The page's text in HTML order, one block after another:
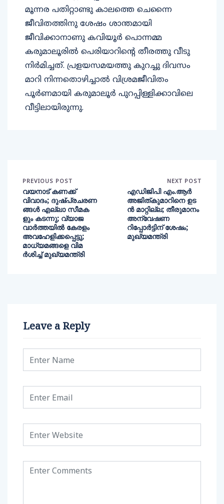
മൂന്നര പതിറ്റാണ്ടു കാലത്തെ ചെന്നൈ
ജീവിതത്തിനു ശേഷം ശാന്തമായി
ജീവിക്കാനാണു കവിയൂര്‍ പൊന്നമ്മ
കരുമാലൂരില്‍ പെരിയാറിന്റെ തീരത്തു വീടു
നിര്‍മിച്ചത്. പ്രളയസമയത്തു കുറച്ചു ദിവസം
മാറി നിന്നതൊഴിച്ചാല്‍ വിശ്രമജീവിതം
പൂര്‍ണമായി കരുമാലൂര്‍ പുറപ്പിള്ളിക്കാവിലെ
വീട്ടിലായിരുന്നു.
PREVIOUS POST
വയനാട് കണക്ക്
വിവാദം; ദുഷ്പ്രചരണ
ങ്ങള്‍ എല്ലാ സീമക
ളും കടന്നു; വ്യാജ
വാര്‍ത്തയില്‍ കേരളം
അവഹേളിക്കപ്പെട്ടു;
മാധ്യമങ്ങളെ വിമ
ര്‍ശിച്ച് മുഖ്യമന്ത്രി
NEXT POST
എഡിജിപി എം.ആര്‍
അജിത്കുമാറിനെ ഉട
ന്‍ മാറ്റില്ല; തീരുമാനം
അന്വേഷണ
റിപ്പോര്‍ട്ടിന് ശേഷം;
മുഖ്യമന്ത്രി
Leave a Reply